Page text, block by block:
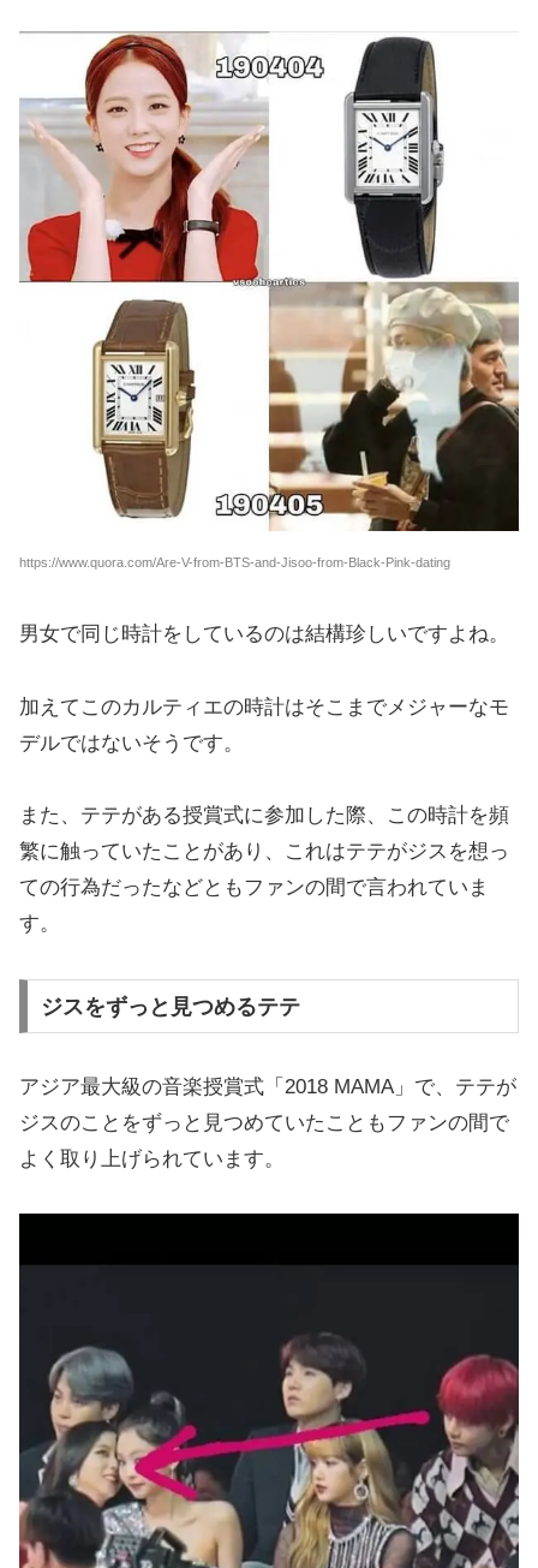
https://www.quora.com/Are-V-from-BTS-and-Jisoo-from-Black-Pink-dating
男女で同じ時計をしているのは結構珍しいですよね。
加えてこのカルティエの時計はそこまでメジャーなモ
デルではないそうです。
また、テテがある授賞式に参加した際、この時計を頻
繁に触っていたことがあり、これはテテがジスを想っ
ての行為だったなどともファンの間で言われていま
す。
ジスをずっと見つめるテテ
アジア最大級の音楽授賞式「2018 MAMA」で、テテが
ジスのことをずっと見つめていたこともファンの間で
よく取り上げられています。